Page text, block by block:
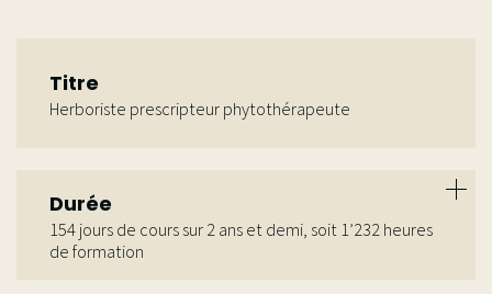
Titre
Herboriste prescripteur phytothérapeute
Durée
154 jours de cours sur 2 ans et demi, soit 1’232 heures
de formation